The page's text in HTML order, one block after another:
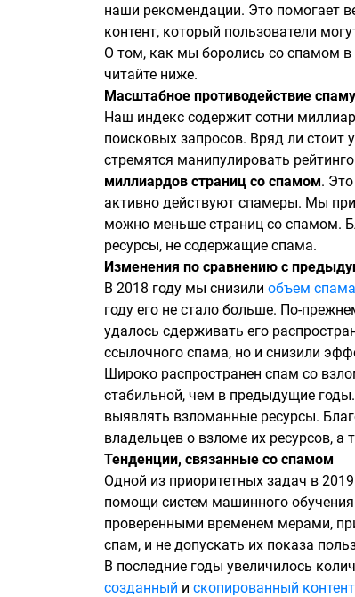
наши рекомендации. Это помогает
контент, который пользователи
О том, как мы боролись со спамом в
читайте ниже.
Масштабное противодействие спаму
Наш индекс содержит сотни
поисковых запросов. Вряд ли
стремятся манипулировать
миллиардов страниц со спамом.
активно действуют спамеры. Мы
можно меньше страниц со спамом.
ресурсы, не содержащие спама.
Изменения по сравнению с
В 2018 году мы снизили объем
году его не стало больше. По-
удалось сдерживать его
ссылочного спама, но и снизили
Широко распространен спам со
стабильной, чем в предыдущие
выявлять взломанные ресурсы.
владельцев о взломе их ресурсов, а
Тенденции, связанные со спамом
Одной из приоритетных задач в
помощи систем машинного
проверенными временем мерами,
спам, и не допускать их показа
В последние годы увеличилось
созданный и скопированный контент